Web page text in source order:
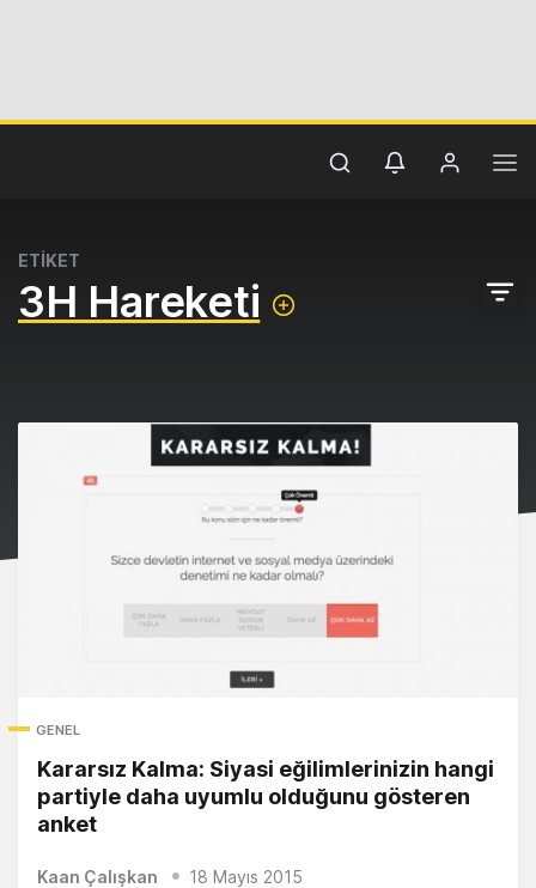
ETİKET
3H Hareketi
GENEL
Kararsız Kalma: Siyasi eğilimlerinizin hangi
partiyle daha uyumlu olduğunu gösteren
anket
Kaan Çalışkan 18 Mayıs 2015